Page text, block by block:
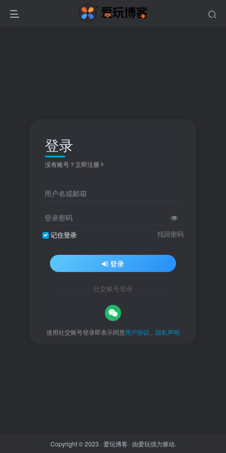
登录
没有账号？立即注册
用户名或邮箱
登录密码
记住登录 找回密码
登录
社交账号登录
使用社交账号登录即表示同意用户协议 隐私声明
Copyright © 2023 ·爱玩博客 · 由爱玩强力驱动.